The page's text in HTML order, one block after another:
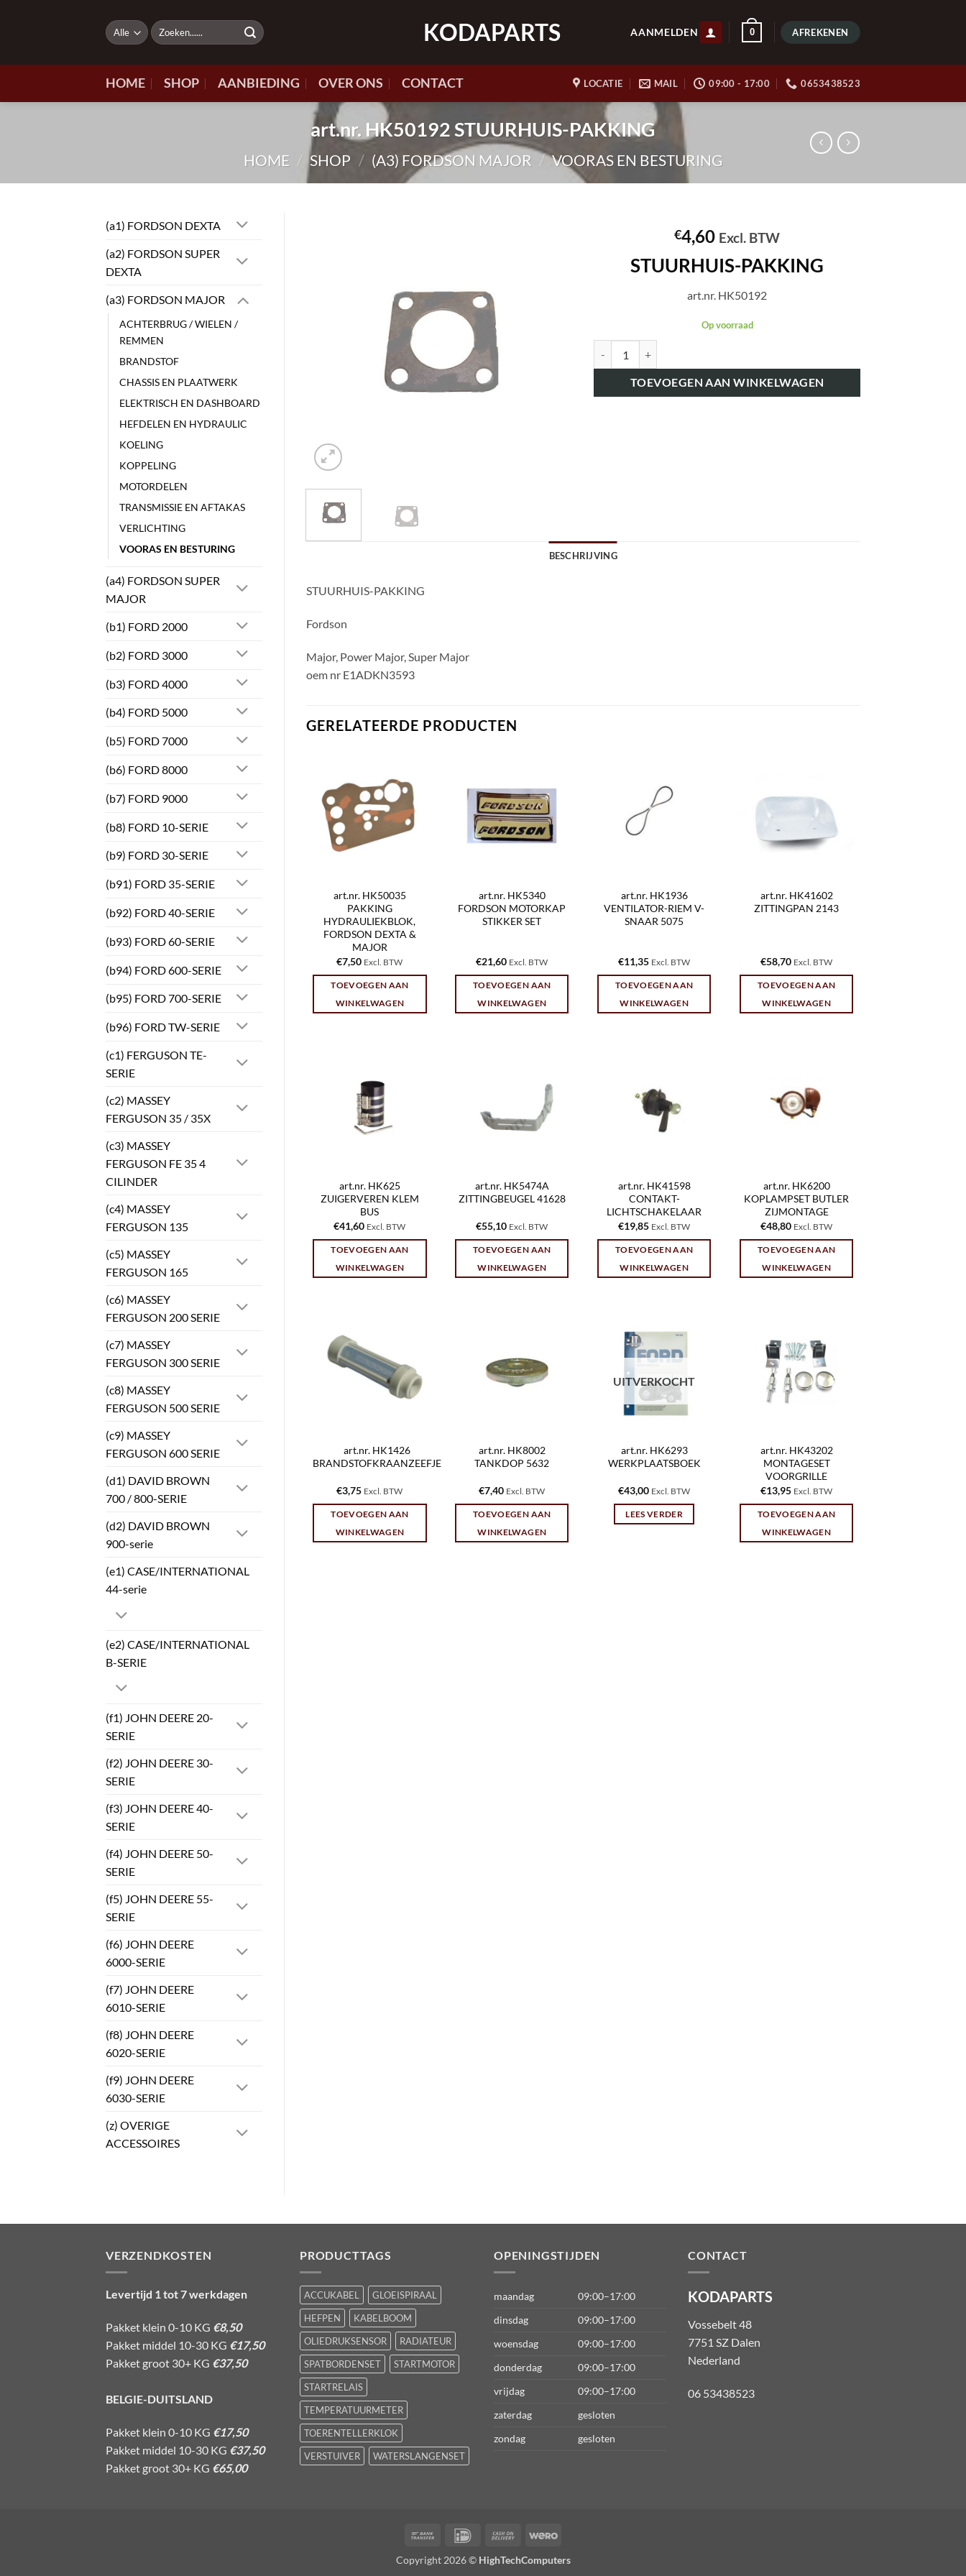
KODAPARTS
Zoeken
naar:
AANMELDEN 0 AFREKENEN
HOME SHOP AANBIEDING OVER ONS CONTACT LOCATIE MAIL 09:00 - 17:00 0653438523
art.nr. HK50192 STUURHUIS-PAKKING
HOME / SHOP / (A3) FORDSON MAJOR / VOORAS EN BESTURING
(a1) FORDSON DEXTA
(a2) FORDSON SUPER
DEXTA
(a3) FORDSON MAJOR
ACHTERBRUG / WIELEN /
REMMEN
BRANDSTOF
CHASSIS EN PLAATWERK
ELEKTRISCH EN DASHBOARD
HEFDELEN EN HYDRAULIC
KOELING
KOPPELING
MOTORDELEN
TRANSMISSIE EN AFTAKAS
VERLICHTING
VOORAS EN BESTURING
(a4) FORDSON SUPER
MAJOR
(b1) FORD 2000
(b2) FORD 3000
(b3) FORD 4000
(b4) FORD 5000
(b5) FORD 7000
(b6) FORD 8000
(b7) FORD 9000
(b8) FORD 10-SERIE
(b9) FORD 30-SERIE
(b91) FORD 35-SERIE
(b92) FORD 40-SERIE
(b93) FORD 60-SERIE
(b94) FORD 600-SERIE
(b95) FORD 700-SERIE
(b96) FORD TW-SERIE
(c1) FERGUSON TE-
SERIE
(c2) MASSEY
FERGUSON 35 / 35X
(c3) MASSEY
FERGUSON FE 35 4
CILINDER
(c4) MASSEY
FERGUSON 135
(c5) MASSEY
FERGUSON 165
(c6) MASSEY
FERGUSON 200 SERIE
(c7) MASSEY
FERGUSON 300 SERIE
(c8) MASSEY
FERGUSON 500 SERIE
(c9) MASSEY
FERGUSON 600 SERIE
(d1) DAVID BROWN
700 / 800-SERIE
(d2) DAVID BROWN
900-serie
(e1) CASE/INTERNATIONAL
44-serie
(e2) CASE/INTERNATIONAL
B-SERIE
(f1) JOHN DEERE 20-
SERIE
(f2) JOHN DEERE 30-
SERIE
(f3) JOHN DEERE 40-
SERIE
(f4) JOHN DEERE 50-
SERIE
(f5) JOHN DEERE 55-
SERIE
(f6) JOHN DEERE
6000-SERIE
(f7) JOHN DEERE
6010-SERIE
(f8) JOHN DEERE
6020-SERIE
(f9) JOHN DEERE
6030-SERIE
(z) OVERIGE
ACCESSOIRES
€4,60 Excl. BTW
STUURHUIS-PAKKING
art.nr. HK50192
Op voorraad
TOEVOEGEN AAN WINKELWAGEN
BESCHRIJVING
STUURHUIS-PAKKING
Fordson
Major, Power Major, Super Major
oem nr E1ADKN3593
GERELATEERDE PRODUCTEN
art.nr. HK50035
PAKKING
HYDRAULIEKBLOK,
FORDSON DEXTA &
MAJOR
€7,50 Excl. BTW
TOEVOEGEN AAN
WINKELWAGEN
art.nr. HK5340
FORDSON MOTORKAP
STIKKER SET
€21,60 Excl. BTW
TOEVOEGEN AAN
WINKELWAGEN
art.nr. HK1936
VENTILATOR-RIEM V-
SNAAR 5075
€11,35 Excl. BTW
TOEVOEGEN AAN
WINKELWAGEN
art.nr. HK41602
ZITTINGPAN 2143
€58,70 Excl. BTW
TOEVOEGEN AAN
WINKELWAGEN
art.nr. HK625
ZUIGERVEREN KLEM
BUS
€41,60 Excl. BTW
TOEVOEGEN AAN
WINKELWAGEN
art.nr. HK5474A
ZITTINGBEUGEL 41628
€55,10 Excl. BTW
TOEVOEGEN AAN
WINKELWAGEN
art.nr. HK41598
CONTAKT-
LICHTSCHAKELAAR
€19,85 Excl. BTW
TOEVOEGEN AAN
WINKELWAGEN
art.nr. HK6200
KOPLAMPSET BUTLER
ZIJMONTAGE
€48,80 Excl. BTW
TOEVOEGEN AAN
WINKELWAGEN
art.nr. HK1426
BRANDSTOFKRAANZEEFJE
€3,75 Excl. BTW
TOEVOEGEN AAN
WINKELWAGEN
art.nr. HK8002
TANKDOP 5632
€7,40 Excl. BTW
TOEVOEGEN AAN
WINKELWAGEN
UITVERKOCHT
art.nr. HK6293
WERKPLAATSBOEK
€43,00 Excl. BTW
LEES VERDER
art.nr. HK43202
MONTAGESET
VOORGRILLE
€13,95 Excl. BTW
TOEVOEGEN AAN
WINKELWAGEN
VERZENDKOSTEN
Levertijd 1 tot 7 werkdagen
Pakket klein 0-10 KG €8,50
Pakket middel 10-30 KG €17,50
Pakket groot 30+ KG €37,50
BELGIE-DUITSLAND
Pakket klein 0-10 KG €17,50
Pakket middel 10-30 KG €37,50
Pakket groot 30+ KG €65,00
PRODUCTTAGS
ACCUKABEL
GLOEISPIRAAL
HEFPEN
KABELBOOM
OLIEDRUKSENSOR
RADIATEUR
SPATBORDENSET
STARTMOTOR
STARTRELAIS
TEMPERATUURMETER
TOERENTELLERKLOK
VERSTUIVER
WATERSLANGENSET
OPENINGSTIJDEN
maandag
09:00–17:00
dinsdag
09:00–17:00
woensdag
09:00–17:00
donderdag
09:00–17:00
vrijdag
09:00–17:00
zaterdag
gesloten
zondag
gesloten
CONTACT
KODAPARTS
Vossebelt 48
7751 SZ Dalen
Nederland
06 53438523
Bank
IDeal
Cash
Delivery
Wero
Copyright 2026 © HighTechComputers